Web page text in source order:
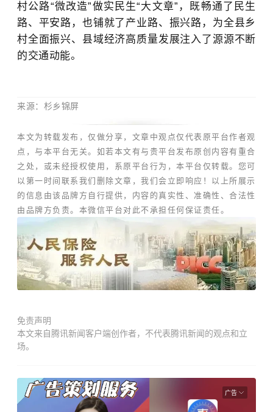
村公路“微改造”做实民生“大文章”，既畅通了民生
路、平安路，也铺就了产业路、振兴路，为全县乡
村全面振兴、县域经济高质量发展注入了源源不断
的交通动能。
来源：杉乡锦屏
本文为 转载发布，仅做分享，文章中观点仅代表原平台作者观
点，与本平台无关。 如若本文有与贵平台发布原创内容有重合
之处，或未经授权使用，系原平台行为，本平台仅转载。 您可
以第一时间联系我们删除文章 ，我们会立即响应！ 以上所展示
的信息由该品牌方自行提供，内容的真实性、准确性、合法性
由品牌方负责。本微信平台对此不承担任何保证责任。
免责声明
本文来自腾讯新闻客户端创作者，不代表腾讯新闻的观点和立
场。
广告